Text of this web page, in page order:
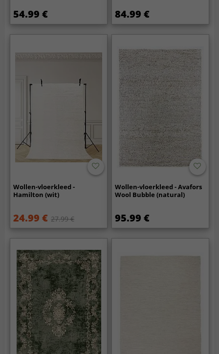
54.99 € 84.99 €
Wollen-vloerkleed -
Hamilton (wit)
24.99 € 27.99 €
Wollen-vloerkleed - Avafors
Wool Bubble (natural)
95.99 €